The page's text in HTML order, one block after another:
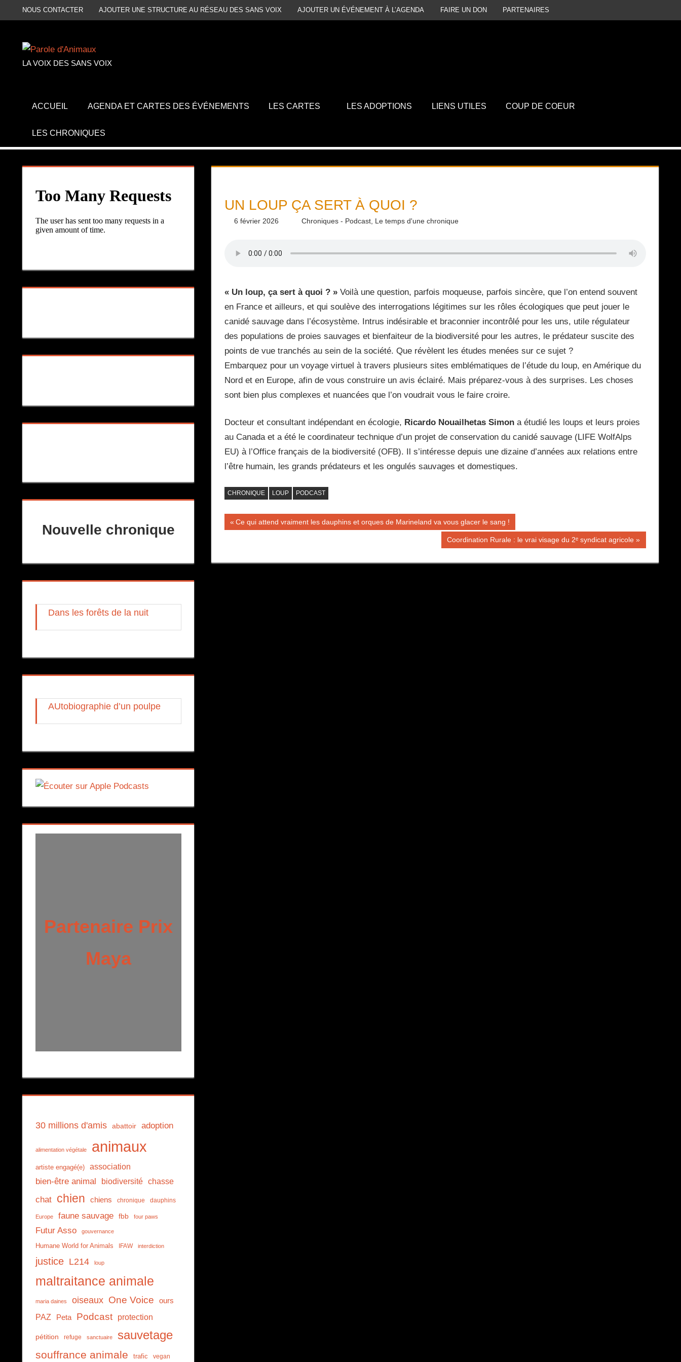
au
NOUS CONTACTER AJOUTER UNE STRUCTURE AU RÉSEAU DES SANS VOIX AJOUTER UN ÉVÉNEMENT À L’AGENDA FAIRE UN DON PARTENAIRES
LA VOIX DES SANS VOIX
ACCUEIL AGENDA ET CARTES DES ÉVÉNEMENTS LES CARTES LES ADOPTIONS LIENS UTILES COUP DE COEUR
LES CHRONIQUES
UN LOUP ÇA SERT À QUOI ?
6 février 2026 Daniel
Chroniques - Podcast, Le temps d'une chronique
« Un loup, ça sert à quoi ? »Voilà une question, parfois moqueuse, parfois sincère, que l’on entend souvent
en France et ailleurs, et qui soulève des interrogations légitimes sur les rôles écologiques que peut jouer le
canidé sauvage dans l’écosystème. Intrus indésirable et braconnier incontrôlé pour les uns, utile régulateur
des populations de proies sauvages et bienfaiteur de la biodiversité pour les autres, le prédateur suscite des
points de vue tranchés au sein de la société. Que révèlent les études menées sur ce sujet ?
Embarquez pour un voyage virtuel à travers plusieurs sites emblématiques de l’étude du loup, en Amérique du
Nord et en Europe, afin de vous construire un avis éclairé. Mais préparez-vous à des surprises. Les choses
sont bien plus complexes et nuancées que l’on voudrait vous le faire croire.
Docteur et consultant indépendant en écologie, Ricardo Nouailhetas Simona étudié les loups et leurs proies
au Canada et a été le coordinateur technique d’un projet de conservation du canidé sauvage (LIFE WolfAlps
EU) à l’Office français de la biodiversité (OFB). Il s’intéresse depuis une dizaine d’années aux relations entre
l’être humain, les grands prédateurs et les ongulés sauvages et domestiques.
CHRONIQUE LOUP PODCAST
Navigation
l’article
Publication
Ce qui attend vraiment les dauphins et orques de Marineland va vous glacer le sang !
Publication
Coordination Rurale : le vrai visage du 2ᵉ syndicat agricole
Nouvelle chronique
Dans les forêts de la nuit
AUtobiographie d’un poulpe
Partenaire Prix
Maya
30 millions d'amis abattoir adoption
alimentation végétale animaux
artiste engagé(e) association
bien-être animal biodiversité chasse
chat chien chiens chronique dauphins
Europe faune sauvage fbb four paws
Futur Asso gouvernance
Humane World for Animals IFAW interdiction
justice L214 loup
maltraitance animale
maria daines oiseaux One Voice ours
PAZ Peta Podcast protection
pétition refuge sanctuaire sauvetage
souffrance animale trafic vegan